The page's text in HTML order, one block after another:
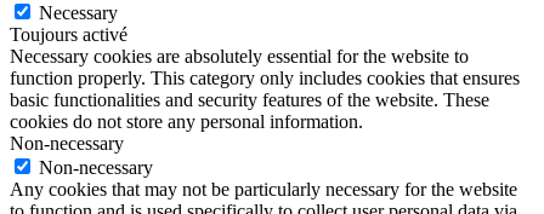
Necessary
Toujours activé
Necessary cookies are absolutely essential for the website to
function properly. This category only includes cookies that ensures
basic functionalities and security features of the website. These
cookies do not store any personal information.
Non-necessary
Non-necessary
Any cookies that may not be particularly necessary for the website